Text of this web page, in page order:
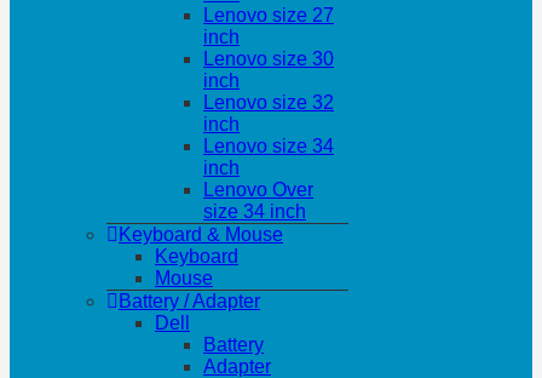
Lenovo size 27
inch
Lenovo size 30
inch
Lenovo size 32
inch
Lenovo size 34
inch
Lenovo Over
size 34 inch
Keyboard & Mouse
Keyboard
Mouse
Battery / Adapter
Dell
Battery
Adapter